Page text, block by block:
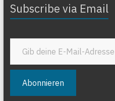
Subscribe via Email
Gib deine E-Mail-Adresse ein ...
Abonnieren